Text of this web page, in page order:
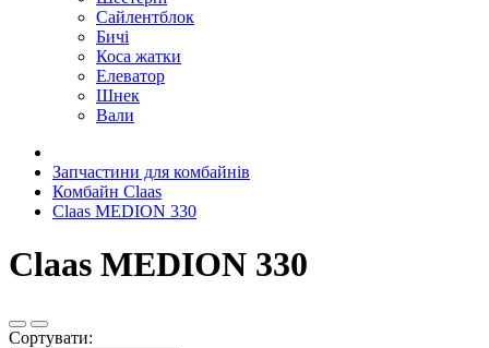
Сайлентблок
Бичі
Коса жатки
Елеватор
Шнек
Вали
Запчастини для комбайнів
Комбайн Claas
Claas MEDION 330
Claas MEDION 330
Сортувати: